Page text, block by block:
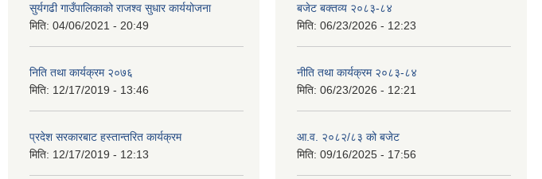
सुर्यगढी गाउँपालिकाको राजश्व सुधार कार्ययोजना
मिति: 04/06/2021 - 20:49
निति तथा कार्यक्रम २०७६
मिति: 12/17/2019 - 13:46
प्रदेश सरकारबाट हस्तान्तरित कार्यक्रम
मिति: 12/17/2019 - 12:13
बजेट बक्तव्य २०८३-८४
मिति: 06/23/2026 - 12:23
नीति तथा कार्यक्रम २०८३-८४
मिति: 06/23/2026 - 12:21
आ.व. २०८२/८३ को बजेट
मिति: 09/16/2025 - 17:56